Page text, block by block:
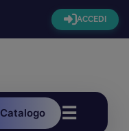
ACCEDI
Catalogo ☰